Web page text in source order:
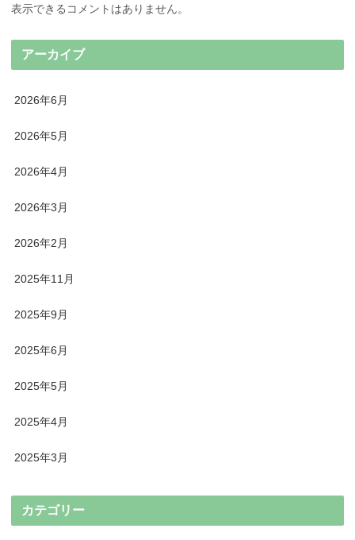
表示できるコメントはありません。
アーカイブ
2026年6月
2026年5月
2026年4月
2026年3月
2026年2月
2025年11月
2025年9月
2025年6月
2025年5月
2025年4月
2025年3月
カテゴリー